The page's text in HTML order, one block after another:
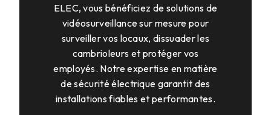
ELEC, vous bénéficiez de solutions de
vidéosurveillance sur mesure pour
surveiller vos locaux, dissuader les
cambrioleurs et protéger vos
employés. Notre expertise en matière
de sécurité électrique garantit des
installations fiables et performantes.